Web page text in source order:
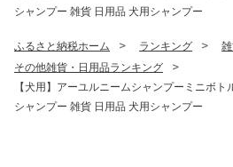
シャンプー 雑貨 日用品 犬用シャンプー
ふるさと納税ホーム ランキング
その他雑貨・日用品ランキング
【犬用】アーユルニームシャンプーミニボ
シャンプー 雑貨 日用品 犬用シャンプー